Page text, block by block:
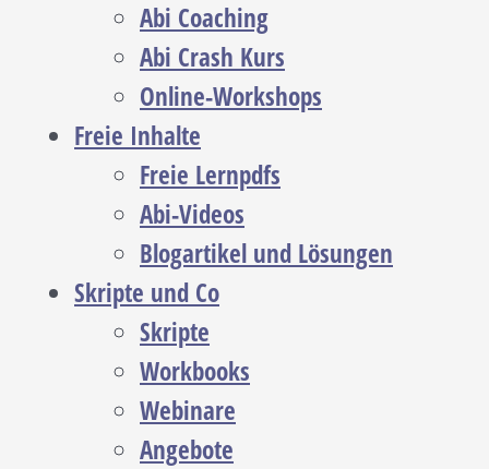
Abi Coaching
Abi Crash Kurs
Online-Workshops
Freie Inhalte
Freie Lernpdfs
Abi-Videos
Blogartikel und Lösungen
Skripte und Co
Skripte
Workbooks
Webinare
Angebote